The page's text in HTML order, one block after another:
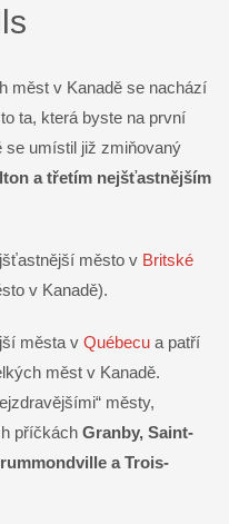
měst v Kanadě se nachází
ta, která byste na první
se umístil již zmiňovaný
a třetím nejšťastnějším
město v Britské
v Kanadě).
města v Québecu a patří
měst v Kanadě.
městy,
příčkách Granby, Saint-
a Trois-